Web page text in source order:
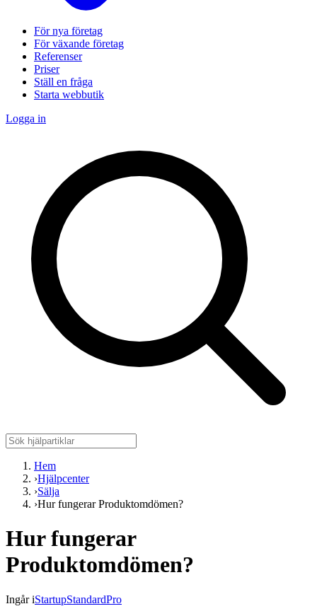
För nya företag
För växande företag
Referenser
Priser
Ställ en fråga
Starta webbutik
Logga in
Hem
›Hjälpcenter
›Sälja
›Hur fungerar Produktomdömen?
Hur fungerar
Produktomdömen?
Ingår iStartupStandardPro